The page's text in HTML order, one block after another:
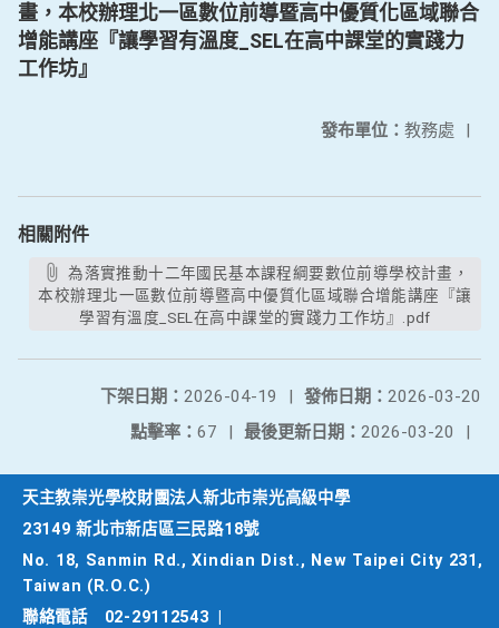
畫，本校辦理北一區數位前導暨高中優質化區域聯合
增能講座『讓學習有溫度_SEL在高中課堂的實踐力
工作坊』
發布單位： 教務處 |
相關附件
為落實推動十二年國民基本課程綱要數位前導學校計畫，
本校辦理北一區數位前導暨高中優質化區域聯合增能講座『讓
學習有溫度_SEL在高中課堂的實踐力工作坊』.pdf
發佈日期： 2026-03-20
下架日期： 2026-04-19
|
最後更新日期： 2026-03-20 |
點擊率： 67 |
天主教崇光學校財團法人新北市崇光高級中學
23149 新北市新店區三民路18號
No. 18, Sanmin Rd., Xindian Dist., New Taipei City 231,
Taiwan (R.O.C.)
聯絡電話
02-29112543